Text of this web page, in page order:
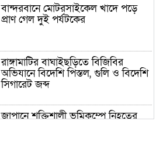
বান্দরবানে মোটরসাইকেল খাদে পড়ে
প্রাণ গেল দুই পর্যটকের
রাঙ্গামাটির বাঘাইছড়িতে বিজিবির
অভিযানে বিদেশি পিস্তল, গুলি ও বিদেশি
সিগারেট জব্দ
জাপানে শক্তিশালী ভূমিকম্পে নিহতের